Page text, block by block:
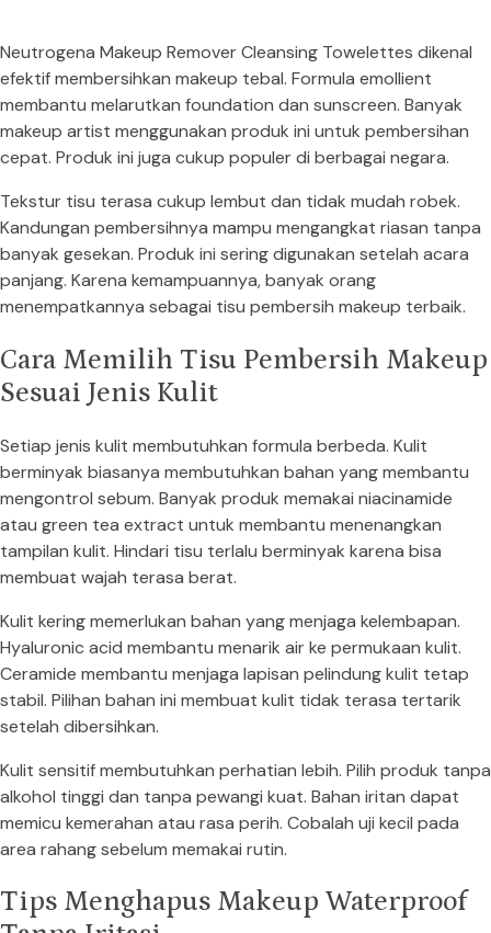
Neutrogena Makeup Remover Cleansing Towelettes dikenal
efektif membersihkan makeup tebal. Formula emollient
membantu melarutkan foundation dan sunscreen. Banyak
makeup artist menggunakan produk ini untuk pembersihan
cepat. Produk ini juga cukup populer di berbagai negara.
Tekstur tisu terasa cukup lembut dan tidak mudah robek.
Kandungan pembersihnya mampu mengangkat riasan tanpa
banyak gesekan. Produk ini sering digunakan setelah acara
panjang. Karena kemampuannya, banyak orang
menempatkannya sebagai tisu pembersih makeup terbaik.
Cara Memilih Tisu Pembersih Makeup
Sesuai Jenis Kulit
Setiap jenis kulit membutuhkan formula berbeda. Kulit
berminyak biasanya membutuhkan bahan yang membantu
mengontrol sebum. Banyak produk memakai niacinamide
atau green tea extract untuk membantu menenangkan
tampilan kulit. Hindari tisu terlalu berminyak karena bisa
membuat wajah terasa berat.
Kulit kering memerlukan bahan yang menjaga kelembapan.
Hyaluronic acid membantu menarik air ke permukaan kulit.
Ceramide membantu menjaga lapisan pelindung kulit tetap
stabil. Pilihan bahan ini membuat kulit tidak terasa tertarik
setelah dibersihkan.
Kulit sensitif membutuhkan perhatian lebih. Pilih produk tanpa
alkohol tinggi dan tanpa pewangi kuat. Bahan iritan dapat
memicu kemerahan atau rasa perih. Cobalah uji kecil pada
area rahang sebelum memakai rutin.
Tips Menghapus Makeup Waterproof